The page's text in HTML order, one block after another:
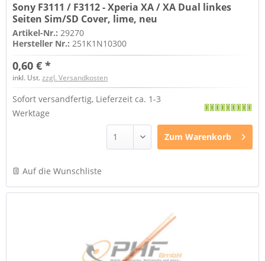
Sony F3111 / F3112 - Xperia XA / XA Dual linkes
Seiten Sim/SD Cover, lime, neu
Artikel-Nr.:29270
Hersteller Nr.:251K1N10300
0,60 € *
inkl. Ust.zzgl. Versandkosten
Sofort versandfertig, Lieferzeit ca. 1-3
Werktage
Zum Warenkorb
Auf die Wunschliste